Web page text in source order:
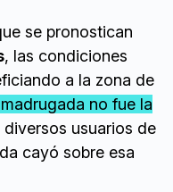
se pronostican
, las condiciones
a la zona de
no fue la
usuarios de
cayó sobre esa